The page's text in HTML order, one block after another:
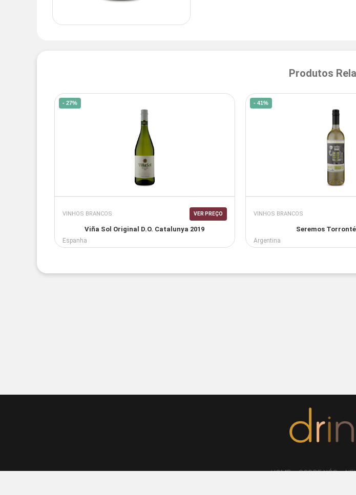
Produtos
- 27%
VINHOS BRANCOS VER PREÇO
Viña Sol Original D.O. Catalunya 2019
Espanha
- 41%
VINHOS BRANCOS
Seremos
Argentina
HOME SOBRE NÓS